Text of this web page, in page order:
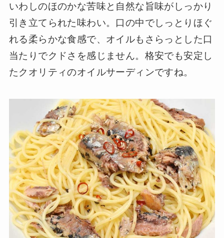
いわしのほのかな苦味と自然な旨味がしっかり
引き立てられた味わい。口の中でしっとりほぐ
れる柔らかな食感で、オイルもさらっとした口
当たりでクドさを感じません。格安でも安定し
たクオリティのオイルサーディンですね。